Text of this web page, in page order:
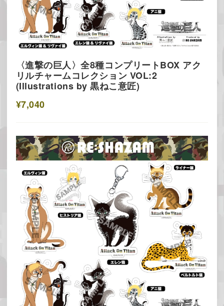
〈進撃の巨人〉全8種コンプリートBOX アク
リルチャームコレクション VOL:2
(Illustrations by 黒ねこ意匠)
¥7,040